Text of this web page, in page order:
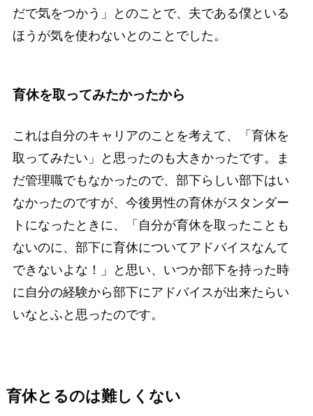
だで気をつかう」
とのことで、夫である僕といる
ほうが気を使わないとのことでした。
育休を取ってみたかったから
これは自分のキャリアのことを考えて、
「育休を
取ってみたい」
と思ったのも大きかったです。ま
だ管理職でもなかったので、部下らしい部下はい
なかったのですが、今後男性の育休がスタンダー
トになったときに、
「自分が育休を取ったことも
ないのに、部下に育休についてアドバイスなんて
できないよな！」
と思い、いつか部下を持った時
に自分の経験から部下にアドバイスが出来たらい
いなとふと思ったのです。
育休とるのは難しくない